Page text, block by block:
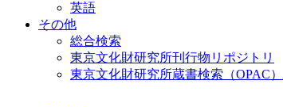
英語
その他
総合検索
東京文化財研究所刊行物リポジトリ
東京文化財研究所蔵書検索（OPAC）